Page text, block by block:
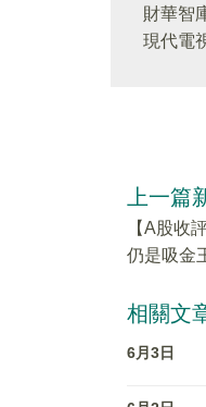
財華智
現代電
上一篇
【A股收
仍是吸金
相關文
6月3日